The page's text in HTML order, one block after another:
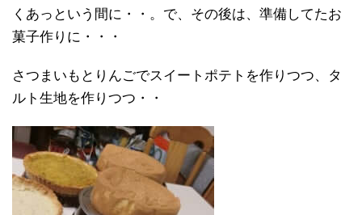
くあっという間に・・。で、その後は、準備してたお
菓子作りに・・・
さつまいもとりんごでスイートポテトを作りつつ、タ
ルト生地を作りつつ・・